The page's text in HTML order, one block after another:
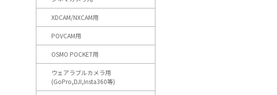
XDCAM/NXCAM用
POVCAM用
OSMO POCKET用
ウェアラブルカメラ用
(GoPro,DJI,Insta360等)